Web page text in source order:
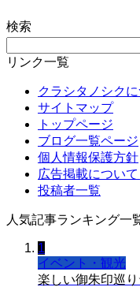
検索
リンク一覧
クラシタノシク
サイトマップ
トップページ
ブログ一覧ページ
個人情報保護方針
広告掲載につい
投稿者一覧
人気記事ランキング一
1
イベント・観光
楽しい御朱印巡